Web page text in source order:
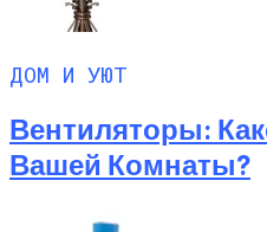
ДОМ И УЮТ
Вентиляторы:
Вашей Комнаты?